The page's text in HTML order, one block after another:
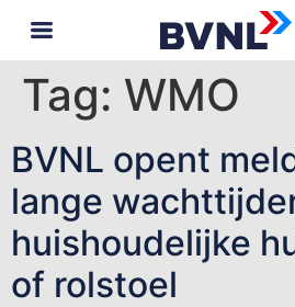
Tag: WMO
BVNL opent
lange
huishoudelijke
of rolstoel